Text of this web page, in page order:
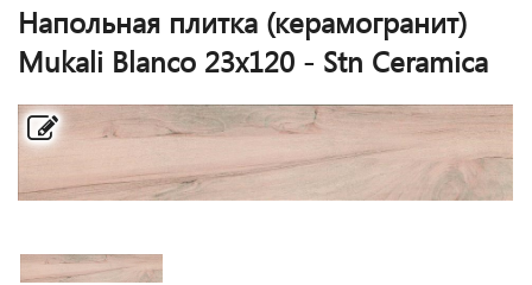
Напольная плитка (керамогранит)
Mukali Blanco 23x120 - Stn Ceramica